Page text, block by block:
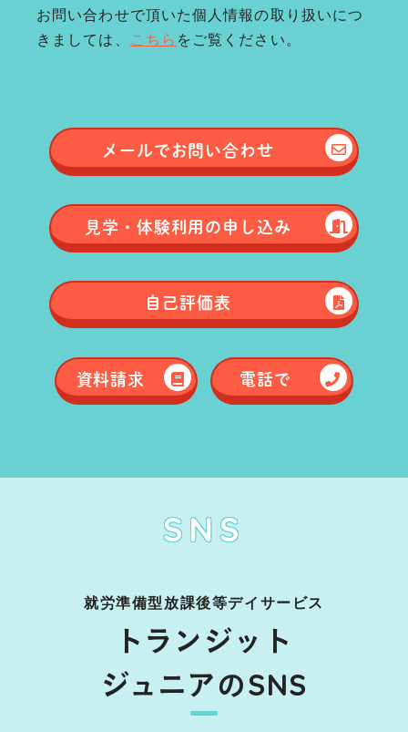
お問い合わせで頂いた個人情報の取り扱いにつ
きましては、
こちら をご覧ください。
メールでお問い合わせ
見学・体験利用の申し込み
自己評価表
資料請求 電話で
SNS
就労準備型放課後等デイサービス
トランジット
ジュニアのSNS